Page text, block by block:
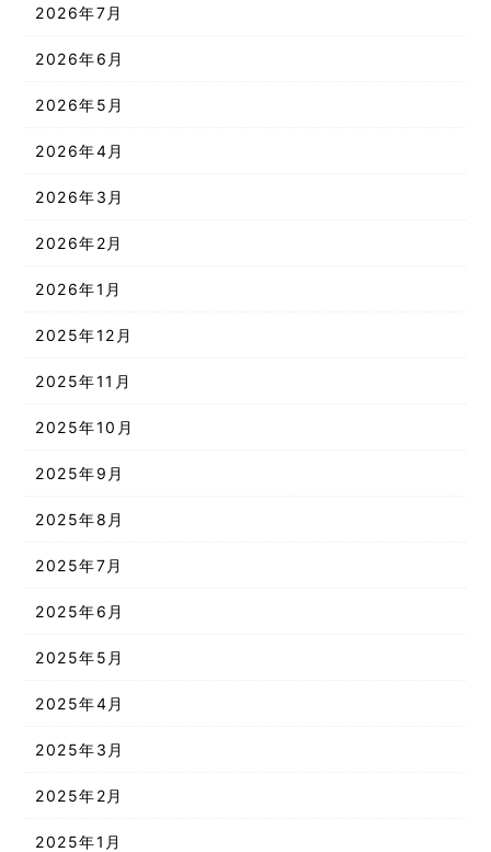
2026年7月
2026年6月
2026年5月
2026年4月
2026年3月
2026年2月
2026年1月
2025年12月
2025年11月
2025年10月
2025年9月
2025年8月
2025年7月
2025年6月
2025年5月
2025年4月
2025年3月
2025年2月
2025年1月